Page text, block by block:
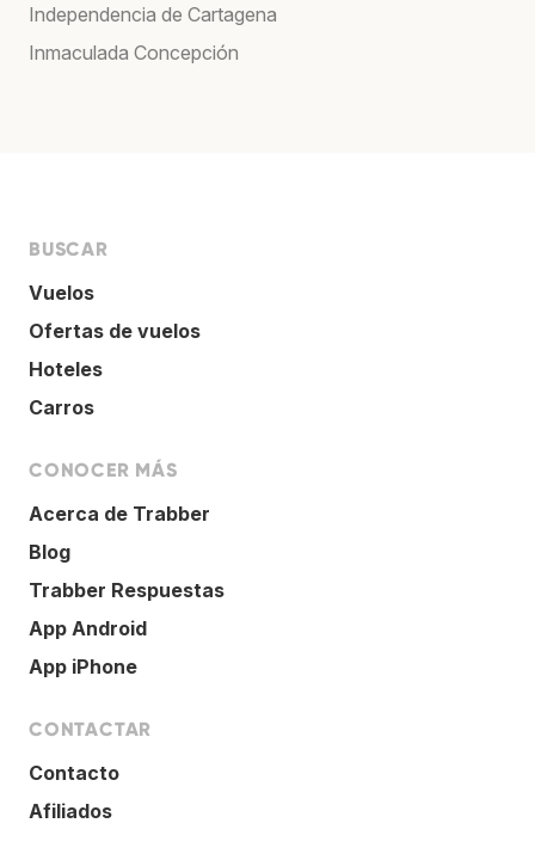
Independencia de Cartagena
Inmaculada Concepción
BUSCAR
Vuelos
Ofertas de vuelos
Hoteles
Carros
CONOCER MÁS
Acerca de Trabber
Blog
Trabber Respuestas
App Android
App iPhone
CONTACTAR
Contacto
Afiliados